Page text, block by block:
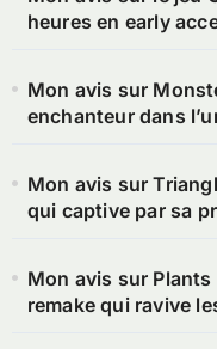
heures en early
Mon avis sur
enchanteur dans
Mon avis sur
qui captive par sa
Mon avis sur Plants
remake qui ravive